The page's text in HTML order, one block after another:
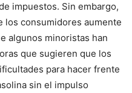
impuestos. Sin embargo,
los consumidores aumente
algunos minoristas han
que sugieren que los
para hacer frente
sin el impulso